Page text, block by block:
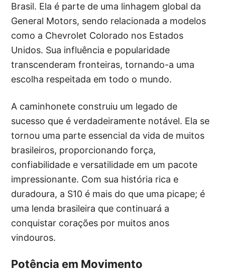
Brasil. Ela é parte de uma linhagem global da
General Motors, sendo relacionada a modelos
como a Chevrolet Colorado nos Estados
Unidos. Sua influência e popularidade
transcenderam fronteiras, tornando-a uma
escolha respeitada em todo o mundo.
A caminhonete construiu um legado de
sucesso que é verdadeiramente notável. Ela se
tornou uma parte essencial da vida de muitos
brasileiros, proporcionando força,
confiabilidade e versatilidade em um pacote
impressionante. Com sua história rica e
duradoura, a S10 é mais do que uma picape; é
uma lenda brasileira que continuará a
conquistar corações por muitos anos
vindouros.
Potência em Movimento